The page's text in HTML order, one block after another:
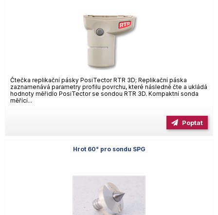
Čtečka replikační pásky PosiTector RTR 3D; Replikační páska
zaznamenává parametry profilu povrchu, které následně čte a ukládá
hodnoty měřidlo PosiTector se sondou RTR 3D. Kompaktní sonda
měřící...
Poptat
Hrot 60° pro sondu SPG